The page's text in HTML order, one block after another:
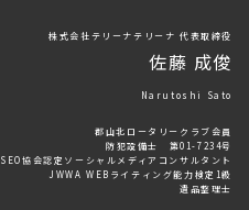
株式会社テリーナテリーナ 代表取締役
佐藤 成俊
Narutoshi Sato
郡山北ロータリークラブ会員
防犯設備士 第01-7234号
SEO協会認定ソーシャルメディアコンサルタント
JWWA WEBライティング能力検定1級
遺品整理士